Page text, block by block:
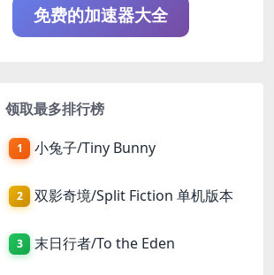
免费的加速器大全
领取最多排行榜
1 小兔子/Tiny Bunny
2 双影奇境/Split Fiction 单机版本
3 末日行者/To the Eden